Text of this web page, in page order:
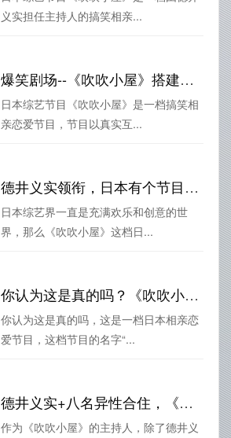
义实担任主持人的搞笑相亲...
爆笑剧场--《吹吹小屋》搭建好舞台，上演一场场爆笑舞台剧
日本综艺节目《吹吹小屋》是一档搞笑相
亲恋爱节目，节目以真实互...
德井义实领衔，日本有个节目叫《吹吹小屋》带你领略群魔乱舞的欢乐
日本综艺界一直是充满欢乐和创意的世
界，那么《吹吹小屋》这档日...
你认为这是真的吗？《吹吹小屋》来自日本综艺界的挑战
你认为这是真的吗，这是一档日本相亲恋
爱节目，这档节目的名字“...
德井义实+八名异性合住，《吹吹小屋》是真相还是猪队友？
作为《吹吹小屋》的主持人，除了德井义